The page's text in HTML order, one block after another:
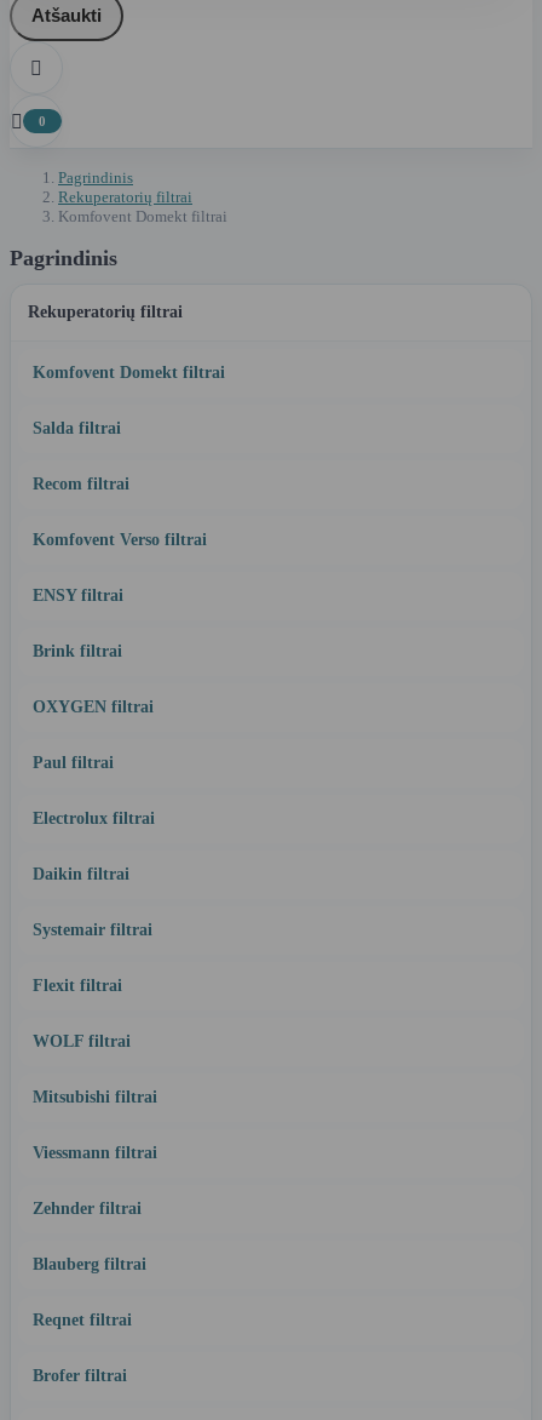
Atšaukti

 0
Pagrindinis
Rekuperatorių filtrai
Komfovent Domekt filtrai
Pagrindinis
Rekuperatorių filtrai
Komfovent Domekt filtrai
Salda filtrai
Recom filtrai
Komfovent Verso filtrai
ENSY filtrai
Brink filtrai
OXYGEN filtrai
Paul filtrai
Electrolux filtrai
Daikin filtrai
Systemair filtrai
Flexit filtrai
WOLF filtrai
Mitsubishi filtrai
Viessmann filtrai
Zehnder filtrai
Blauberg filtrai
Reqnet filtrai
Brofer filtrai